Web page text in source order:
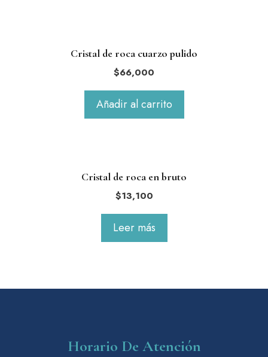
Cristal de roca cuarzo pulido
$66,000
Añadir al carrito
Cristal de roca en bruto
$13,100
Leer más
Horario De Atención